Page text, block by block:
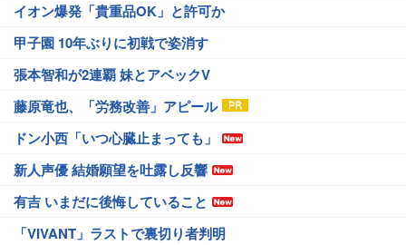
イオン爆発「貴重品OK」と許可か
甲子園 10年ぶりに初戦で姿消す
張本智和が2連覇 妹とアベックV
藤原竜也、「労務改善」アピール
ドン小西「いつ心臓止まっても」
新人声優 結婚願望を吐露し反響
有吉 いまだに後悔していること
「VIVANT」ラストで裏切り者判明